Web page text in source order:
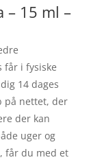
– 15 ml –
får i fysiske
14 dages
på nettet, der
der kan
uger og
får du med et